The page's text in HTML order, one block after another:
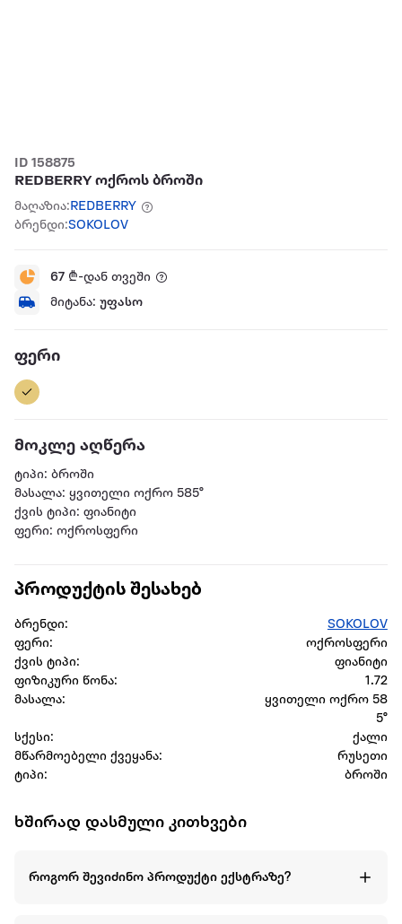
ID 158875
REDBERRY ოქროს ბროში
მაღაზია:REDBERRY
ბრენდი:SOKOLOV
67 ₾-დან თვეში
მიტანა: უფასო
ფერი
მოკლე აღწერა
ტიპი: ბროში
მასალა: ყვითელი ოქრო 585°
ქვის ტიპი: ფიანიტი
ფერი: ოქროსფერი
პროდუქტის შესახებ
ბრენდი:
SOKOLOV
ფერი:
ოქროსფერი
ქვის ტიპი:
ფიანიტი
ფიზიკური წონა:
1.72
მასალა:
ყვითელი ოქრო 58
5°
სქესი:
ქალი
მწარმოებელი ქვეყანა:
რუსეთი
ტიპი:
ბროში
ხშირად დასმული კითხვები
როგორ შევიძინო პროდუქტი ექსტრაზე?